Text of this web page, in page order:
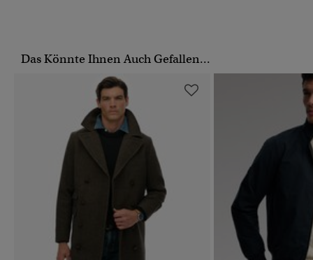
Das Könnte Ihnen Auch Gefallen...